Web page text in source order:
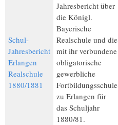
Schul-
Jahresbericht
Erlangen
Realschule
1880/1881
Jahresbericht über
die Königl.
Bayerische
Realschule und die
mit ihr verbundene
obligatorische
gewerbliche
Fortbildungsschule
zu Erlangen für
das Schuljahr
1880/81.